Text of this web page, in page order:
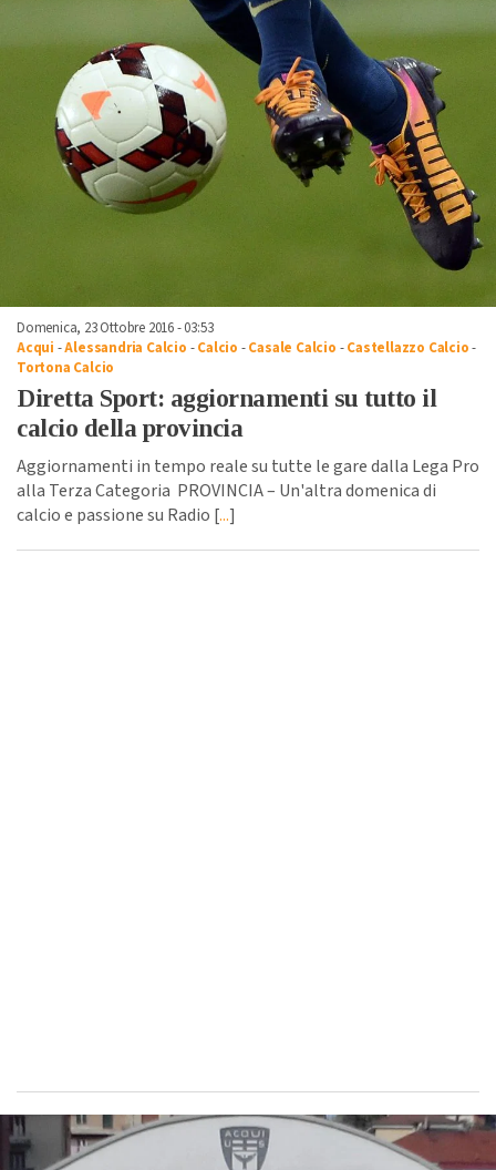
Domenica, 23 Ottobre 2016 - 03:53
Acqui -Alessandria Calcio -Calcio -Casale Calcio -Castellazzo Calcio-
Tortona Calcio
Diretta Sport: aggiornamenti su tutto il
calcio della provincia
Aggiornamenti in tempo reale su tutte le gare dalla Lega Pro
alla Terza Categoria PROVINCIA – Un'altra domenica di
calcio e passione su Radio [...]